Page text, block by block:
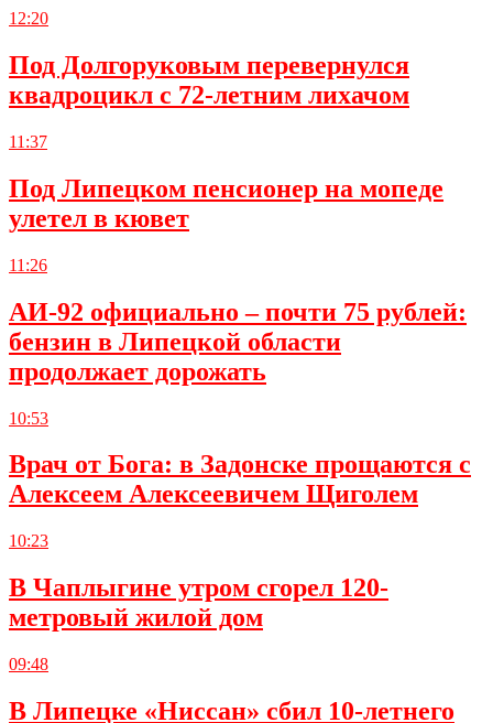
12:20
Под Долгоруковым перевернулся
квадроцикл с 72-летним лихачом
11:37
Под Липецком пенсионер на мопеде
улетел в кювет
11:26
АИ-92 официально – почти 75 рублей:
бензин в Липецкой области
продолжает дорожать
10:53
Врач от Бога: в Задонске прощаются с
Алексеем Алексеевичем Щиголем
10:23
В Чаплыгине утром сгорел 120-
метровый жилой дом
09:48
В Липецке «Ниссан» сбил 10-летнего